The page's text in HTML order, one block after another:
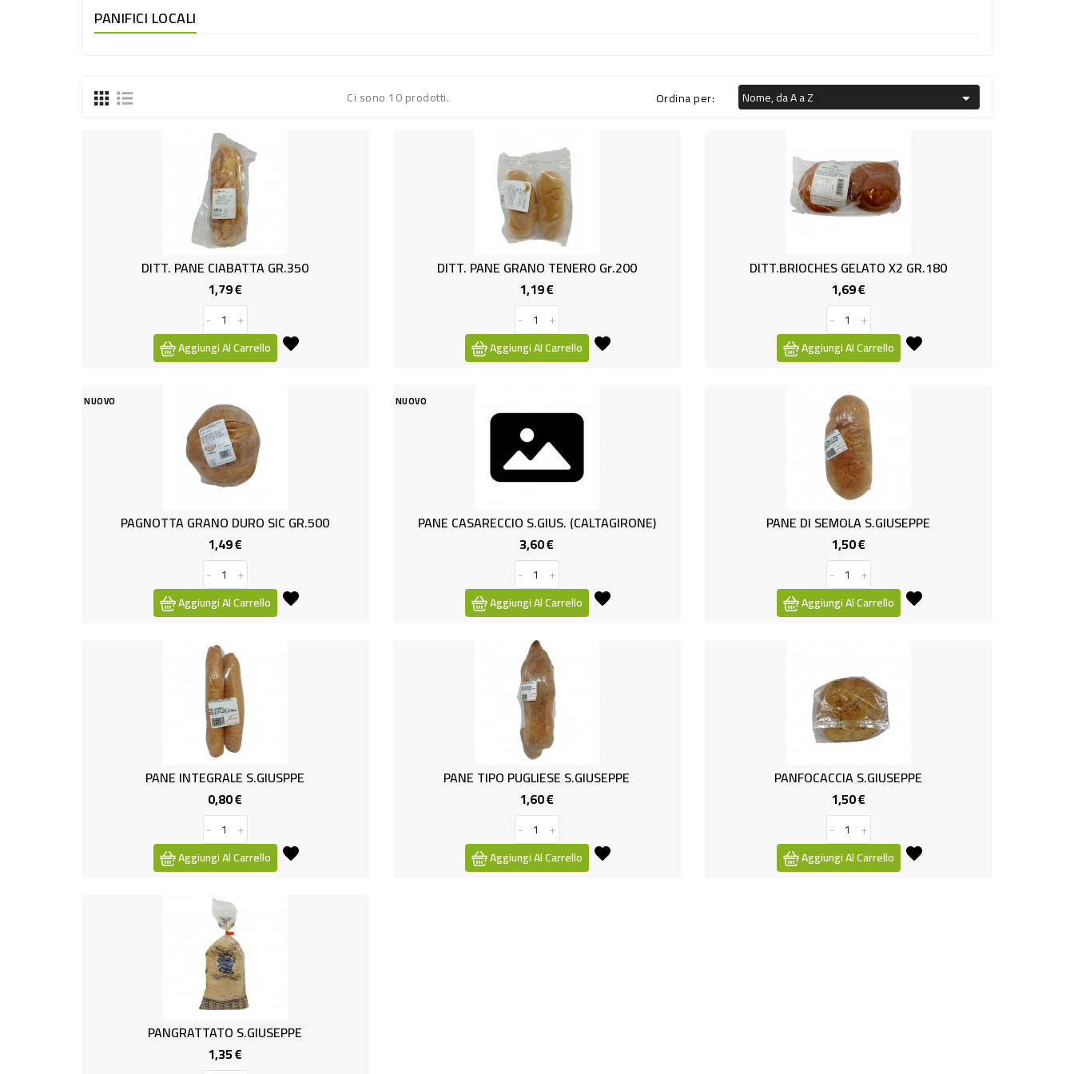
PANIFICI LOCALI
Ci sono 10 prodotti. Ordina per: Nome, da A a Z 
DITT. PANE CIABATTA GR.350
1,79 €
-
+
Aggiungi Al Carrello
DITT. PANE GRANO TENERO Gr.200
1,19 €
-
+
Aggiungi Al Carrello
DITT.BRIOCHES GELATO X2 GR.180
1,69 €
-
+
Aggiungi Al Carrello
NUOVO
PAGNOTTA GRANO DURO SIC GR.500
1,49 €
-
+
Aggiungi Al Carrello
NUOVO
PANE CASARECCIO S.GIUS. (CALTAGIRONE)
3,60 €
-
+
Aggiungi Al Carrello
PANE DI SEMOLA S.GIUSEPPE
1,50 €
-
+
Aggiungi Al Carrello
PANE INTEGRALE S.GIUSPPE
0,80 €
-
+
Aggiungi Al Carrello
PANE TIPO PUGLIESE S.GIUSEPPE
1,60 €
-
+
Aggiungi Al Carrello
PANFOCACCIA S.GIUSEPPE
1,50 €
-
+
Aggiungi Al Carrello
PANGRATTATO S.GIUSEPPE
1,35 €